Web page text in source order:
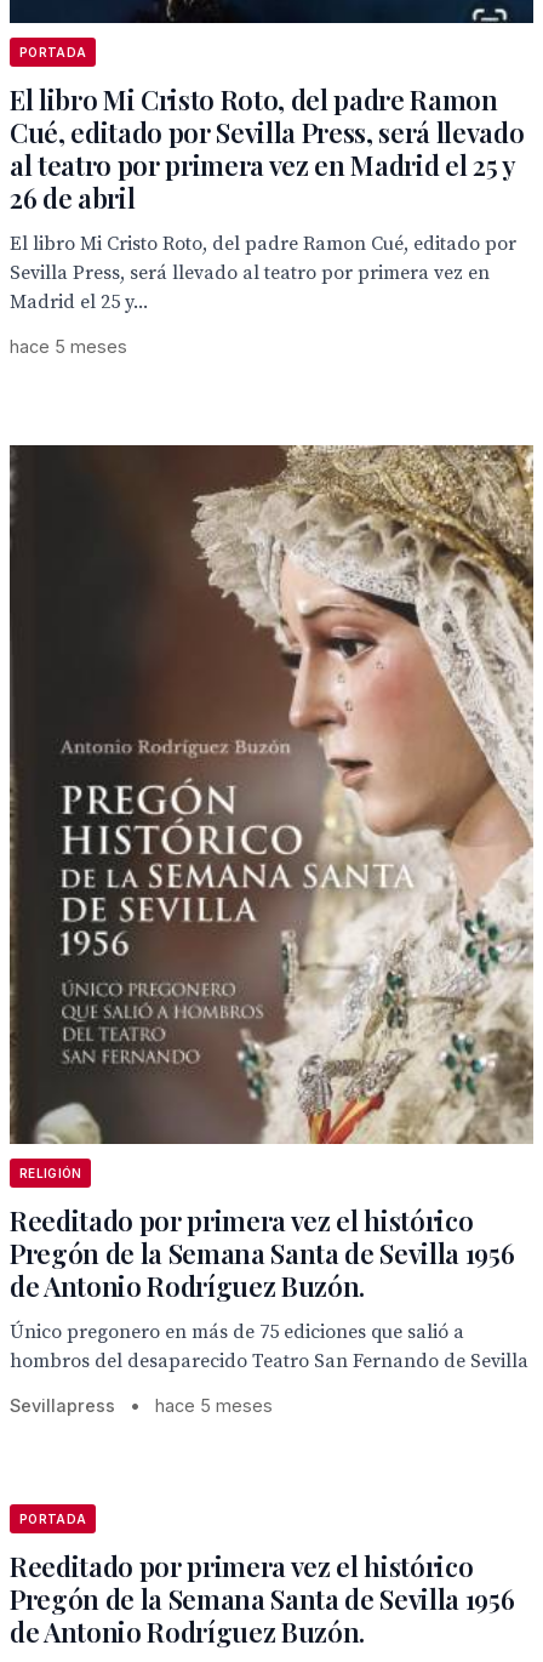
PORTADA
El libro Mi Cristo Roto, del padre Ramon
Cué, editado por Sevilla Press, será llevado
al teatro por primera vez en Madrid el 25 y
26 de abril
El libro Mi Cristo Roto, del padre Ramon Cué, editado por
Sevilla Press, será llevado al teatro por primera vez en
Madrid el 25 y...
hace 5 meses
RELIGIÓN
Reeditado por primera vez el histórico
Pregón de la Semana Santa de Sevilla 1956
de Antonio Rodríguez Buzón.
Único pregonero en más de 75 ediciones que salió a
hombros del desaparecido Teatro San Fernando de Sevilla
Sevillapress • hace 5 meses
PORTADA
Reeditado por primera vez el histórico
Pregón de la Semana Santa de Sevilla 1956
de Antonio Rodríguez Buzón.